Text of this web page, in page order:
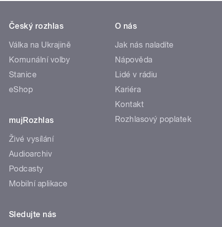
Český rozhlas
Válka na Ukrajině
Komunální volby
Stanice
eShop
mujRozhlas
Živé vysílání
Audioarchiv
Podcasty
Mobilní aplikace
O nás
Jak nás naladíte
Nápověda
Lidé v rádiu
Kariéra
Kontakt
Rozhlasový poplatek
Sledujte nás